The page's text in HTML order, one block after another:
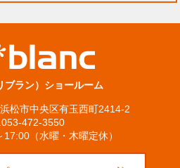
ブラン）ショールーム
松市中央区有玉西町2414-2
472-3550
（水曜・木曜定休）